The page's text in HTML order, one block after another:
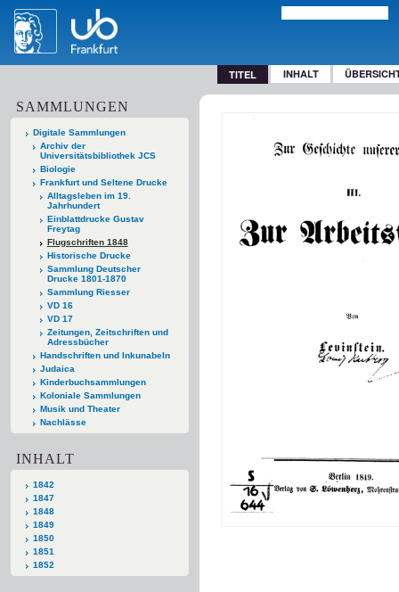
TITEL INHALT
SAMMLUNGEN
Digitale Sammlungen
Archiv der
Universitätsbibliothek JCS
Biologie
Frankfurt und Seltene Drucke
Alltagsleben im 19.
Jahrhundert
Einblattdrucke Gustav
Freytag
Flugschriften 1848
Historische Drucke
Sammlung Deutscher
Drucke 1801-1870
Sammlung Riesser
VD 16
VD 17
Zeitungen, Zeitschriften und
Adressbücher
Handschriften und Inkunabeln
Judaica
Kinderbuchsammlungen
Koloniale Sammlungen
Musik und Theater
Nachlässe
INHALT
1842
1847
1848
1849
1850
1851
1852